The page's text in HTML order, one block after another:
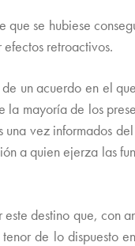
que se hubiese
retroactivos.
un acuerdo en el
mayoría de los
vez informados
a quien ejerza
destino que, con
de lo